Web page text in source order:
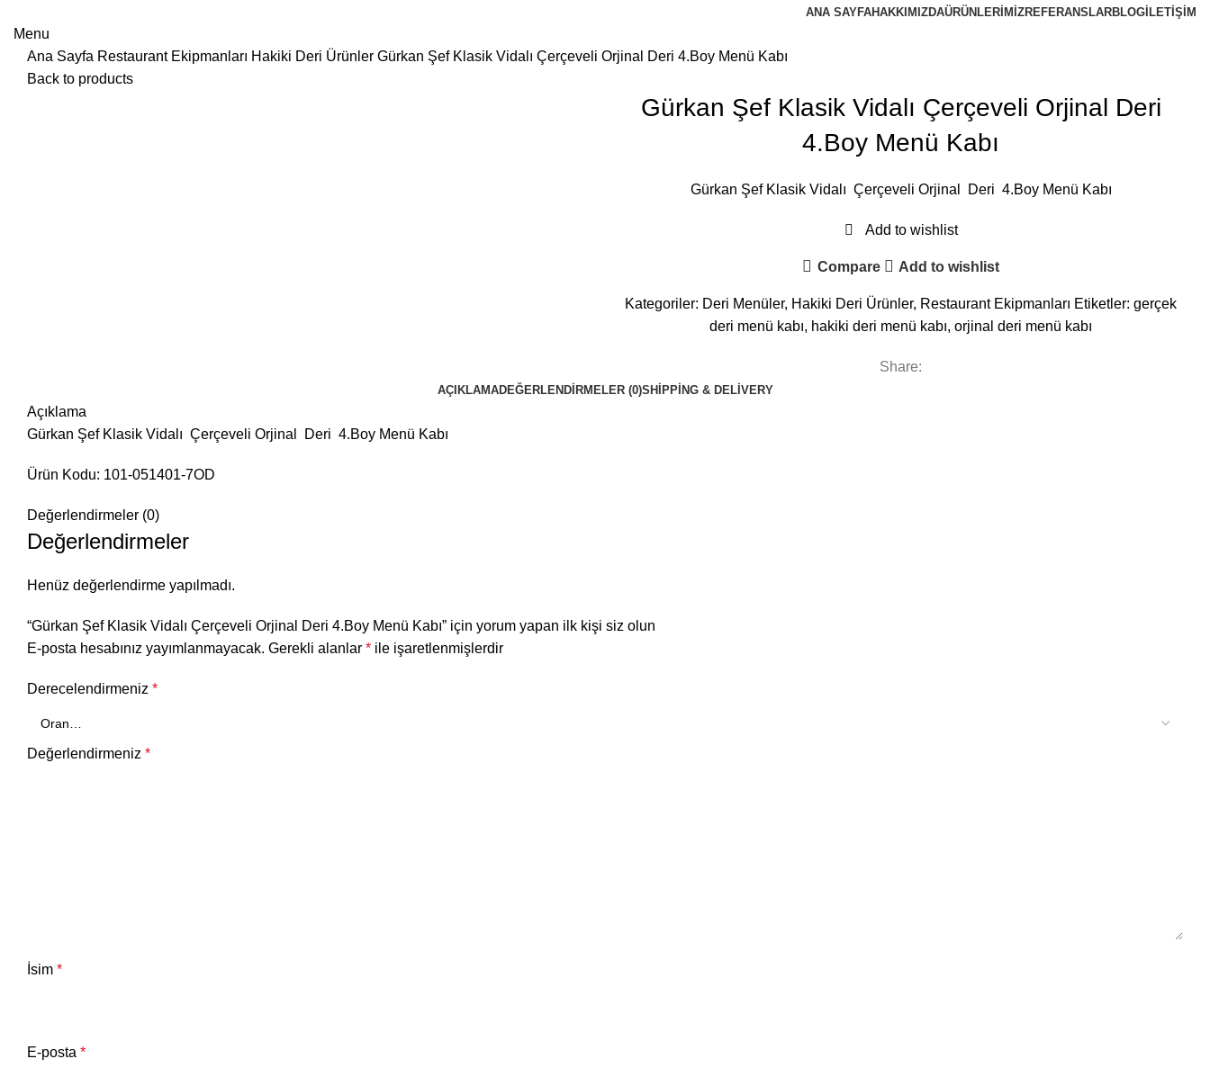
ANA SAYFAHAKKIMIZDAÜRÜNLERIMIZREFERANSLARBLOG İLETIŞIM
Menu
Ana Sayfa Restaurant Ekipmanları Hakiki Deri Ürünler Gürkan Şef Klasik Vidalı Çerçeveli Orjinal Deri 4.Boy Menü Kabı
Back to products
Gürkan Şef Klasik Vidalı Çerçeveli Orjinal Deri
4.Boy Menü Kabı
Gürkan Şef Klasik Vidalı Çerçeveli Orjinal Deri 4.Boy Menü Kabı
Add to wishlist
Compare Add to wishlist
Kategoriler: Deri Menüler, Hakiki Deri Ürünler, Restaurant Ekipmanları Etiketler: gerçek
deri menü kabı, hakiki deri menü kabı, orjinal deri menü kabı
Share:
AÇIKLAMADEĞERLENDIRMELER (0)SHIPPING & DELIVERY
Açıklama
Gürkan Şef Klasik Vidalı Çerçeveli Orjinal Deri 4.Boy Menü Kabı
Ürün Kodu: 101-051401-7OD
Değerlendirmeler (0)
Değerlendirmeler
Henüz değerlendirme yapılmadı.
“Gürkan Şef Klasik Vidalı Çerçeveli Orjinal Deri 4.Boy Menü Kabı” için yorum yapan ilk kişi siz olun
E-posta hesabınız yayımlanmayacak. Gerekli alanlar * ile işaretlenmişlerdir
Derecelendirmeniz *
Değerlendirmeniz *
İsim *
E-posta *